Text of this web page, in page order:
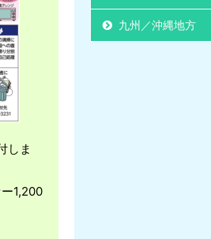
しま
1,200
九州／沖縄地方